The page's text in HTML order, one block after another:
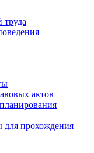
труда
актов
прохождения